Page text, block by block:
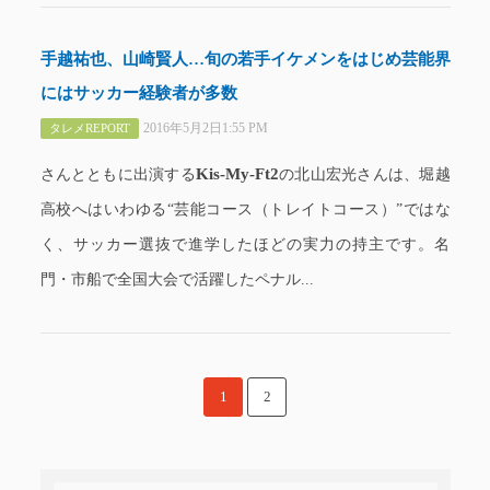
手越祐也、山崎賢人…旬の若手イケメンをはじめ芸能界
にはサッカー経験者が多数
タレメREPORT 2016年5月2日1:55 PM
さんとともに出演するKis-My-Ft2の北山宏光さんは、堀越
高校へはいわゆる“芸能コース（トレイトコース）”ではな
く、サッカー選抜で進学したほどの実力の持主です。名
門・市船で全国大会で活躍したペナル...
1 2